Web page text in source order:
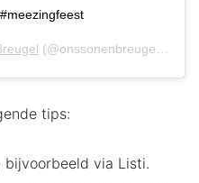
(@onssonenbreugel) on
tips:
bijvoorbeeld via Listi.